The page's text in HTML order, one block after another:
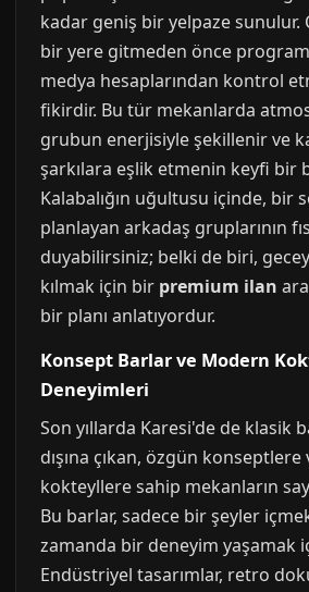
kadar geniş bir yelpaze sunulur.
bir yere gitmeden önce
medya hesaplarından kontrol
fikirdir. Bu tür mekanlarda
grubun enerjisiyle şekillenir ve
şarkılara eşlik etmenin keyfi bir
Kalabalığın uğultusu içinde, bir
planlayan arkadaş gruplarının
duyabilirsiniz; belki de biri,
kılmak için bir premium ilan
bir planı anlatıyordur.
Konsept Barlar ve Modern
Deneyimleri
Son yıllarda Karesi'de de klasik
dışına çıkan, özgün konseptlere
kokteyllere sahip mekanların
Bu barlar, sadece bir şeyler
zamanda bir deneyim yaşamak
Endüstriyel tasarımlar, retro